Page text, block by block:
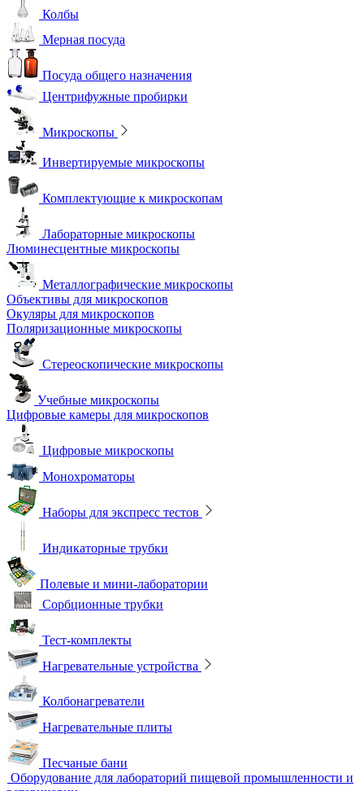
Колбы
Мерная посуда
Посуда общего назначения
Центрифужные пробирки
Микроскопы
Инвертируемые микроскопы
Комплектующие к микроскопам
Лабораторные микроскопы
Люминесцентные микроскопы
Металлографические микроскопы
Объективы для микроскопов
Окуляры для микроскопов
Поляризационные микроскопы
Стереоскопические микроскопы
Учебные микроскопы
Цифровые камеры для микроскопов
Цифровые микроскопы
Монохроматоры
Наборы для экспресс тестов
Индикаторные трубки
Полевые и мини-лаборатории
Сорбционные трубки
Тест-комплекты
Нагревательные устройства
Колбонагреватели
Нагревательные плиты
Песчаные бани